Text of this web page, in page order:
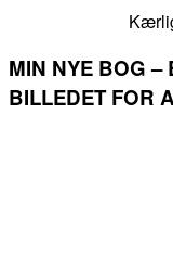
MIN NYE BOG –
BILLEDET FOR